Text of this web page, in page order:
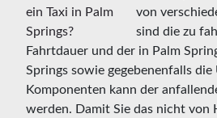
von
sind die zu
Fahrtdauer und der in Palm
Springs sowie gegebenenfalls die
Komponenten kann der
werden. Damit Sie das nicht von